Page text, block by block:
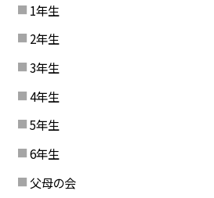
1年生
2年生
3年生
4年生
5年生
6年生
父母の会